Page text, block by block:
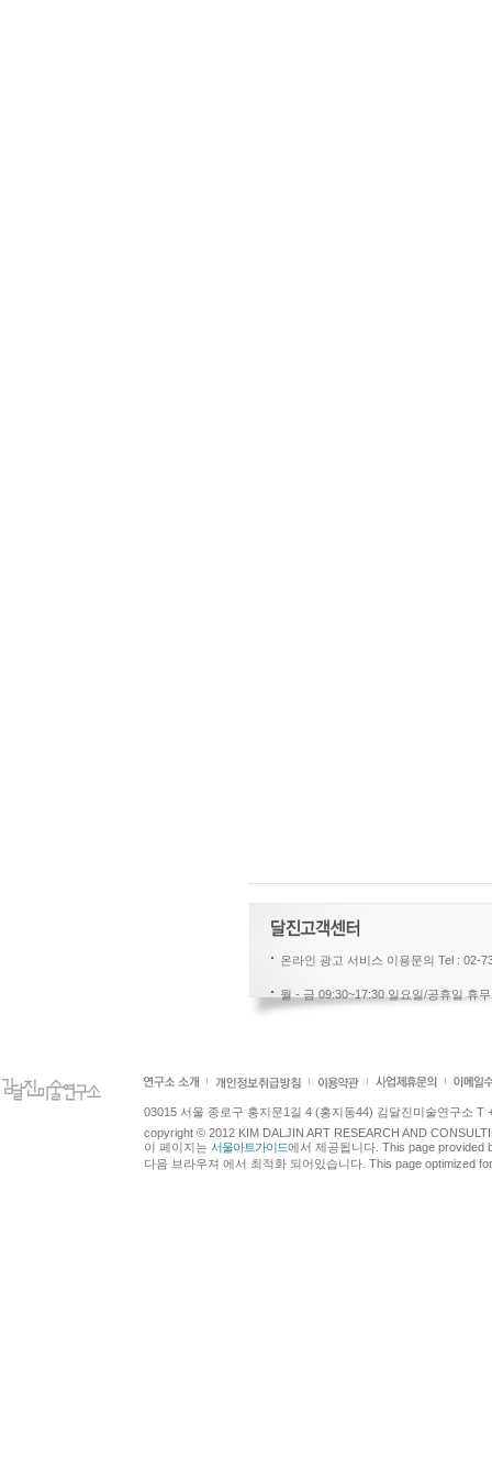
온라인 광고 서비스 이용문의 Tel : 02-
월 - 금 09:30~17:30 일요일/공휴일 휴무
03015 서울 종로구 홍지문1길 4 (홍지동44) 김달진미술연구소 T
copyright © 2012 KIM DALJIN ART RESEARCH AND
이 페이지는 서울아트가이드에서 제공됩니다. This page provided
다음 브라우져 에서 최적화 되어있습니다. This page optimized